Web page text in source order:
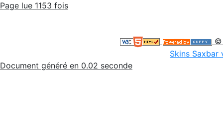
Page lue 1153 fois
©
Skins Saxbar
Document généré en 0.02 seconde